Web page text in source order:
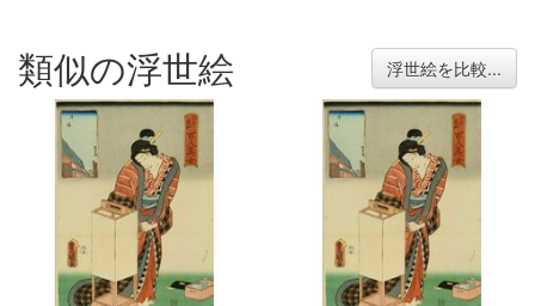
類似の浮世絵 浮世絵を比較...